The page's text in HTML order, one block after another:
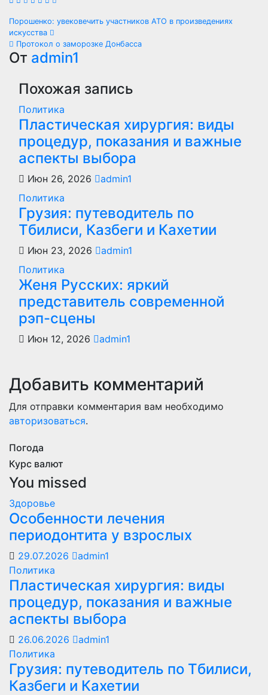
Навигация
по
записям
Порошенко: увековечить участников АТО в произведениях
искусства
Протокол о заморозке Донбасса
От admin1
Похожая запись
Политика
Пластическая хирургия: виды
процедур, показания и важные
аспекты выбора
Июн 26, 2026
admin1
Политика
Грузия: путеводитель по
Тбилиси, Казбеги и Кахетии
Июн 23, 2026
admin1
Политика
Женя Русских: яркий
представитель современной
рэп-сцены
Июн 12, 2026 admin1
Добавить комментарий
Для отправки комментария вам необходимо
авторизоваться.
Погода
Курс валют
You missed
Здоровье
Особенности лечения
периодонтита у взрослых
29.07.2026
admin1
Политика
Пластическая хирургия: виды
процедур, показания и важные
аспекты выбора
26.06.2026
admin1
Политика
Грузия: путеводитель по Тбилиси,
Казбеги и Кахетии